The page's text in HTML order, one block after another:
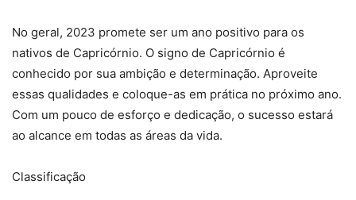
No geral, 2023 promete ser um ano positivo para os
nativos de Capricórnio. O signo de Capricórnio é
conhecido por sua ambição e determinação. Aproveite
essas qualidades e coloque-as em prática no próximo ano.
Com um pouco de esforço e dedicação, o sucesso estará
ao alcance em todas as áreas da vida.
Classificação